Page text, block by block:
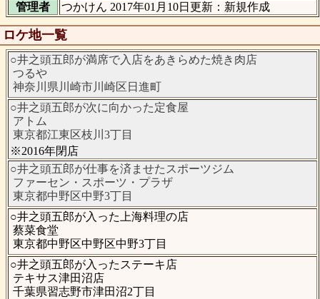
管理者
つかけん 2017年01月10日更新：新規作成
ロケ地一覧
○井之頭五郎が満席で入店をあきらめた焼き肉店
つるや
神奈川県川崎市川崎区日進町
○井之頭五郎が次に向かった定食屋
アトム
東京都江東区枝川3丁目
※2016年閉店
○井之頭五郎が仕事を済ませたスポーツジム
ファーセン・スポーツ・プラザ
東京都中野区中野3丁目
○井之頭五郎が入った上海料理の店
蔡菜食堂
東京都中野区中野区中野3丁目
○井之頭五郎が入ったステーキ店
テキサス津田沼店
千葉県習志野市津田沼2丁目